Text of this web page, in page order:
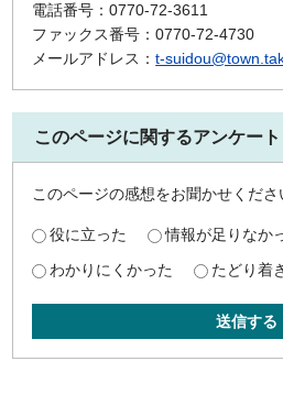
電話番号：0770-72-3611
ファックス番号：0770-72-4730
メールアドレス：t-
このページに関するアンケート
このページの感想をお聞かせくださ
役に立った
情報が足りなか
わかりにくかった
たどり着
送信する